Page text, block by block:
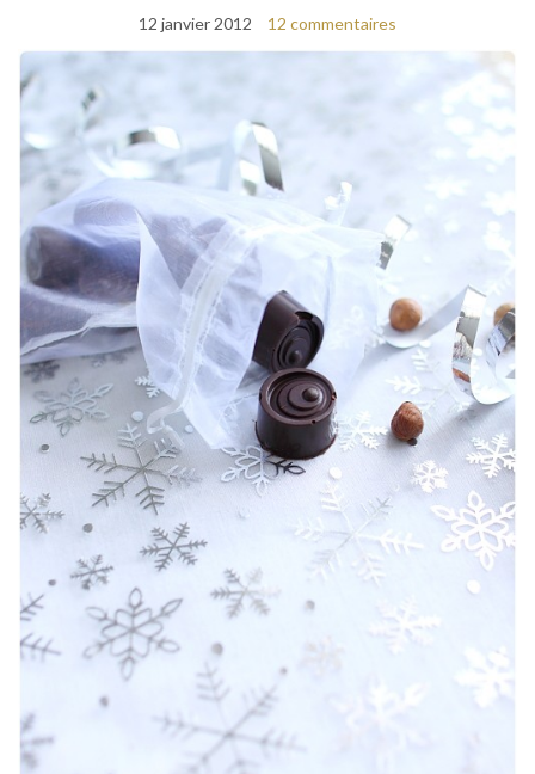
12 janvier 2012 12 commentaires